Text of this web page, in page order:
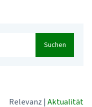
Suchen
Relevanz | Aktualität